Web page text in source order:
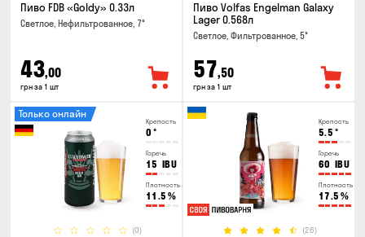
Пиво FDB «Goldy» 0.33л
Светлое, Нефильтрованное, 7°
43,00
грн за 1 шт
Пиво Volfas Engelman Galaxy
Lager 0.568л
Светлое, Фильтрованное, 5°
57,50
грн за 1 шт
Крепость
0 °
Горечь
15 IBU
Плотность
11.5 %
(0)
Только онлайн
Крепость
5.5 °
Горечь
60 IBU
Плотность
17.5 %
(26)